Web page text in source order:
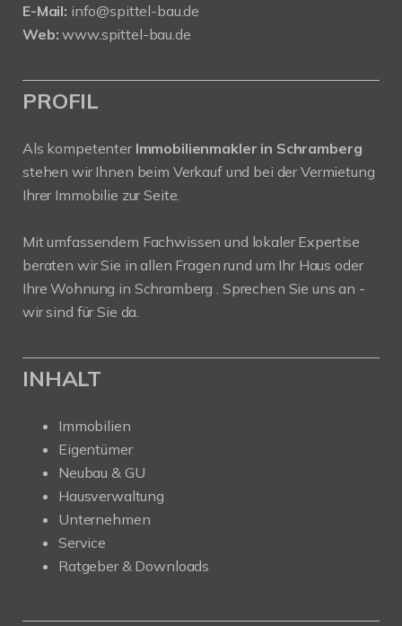
E-Mail: info@spittel-bau.de
Web: www.spittel-bau.de
PROFIL
Als kompetenter Immobilienmakler in Schramberg
stehen wir Ihnen beim Verkauf und bei der Vermietung
Ihrer Immobilie zur Seite.
Mit umfassendem Fachwissen und lokaler Expertise
beraten wir Sie in allen Fragen rund um Ihr Haus oder
Ihre Wohnung in Schramberg . Sprechen Sie uns an -
wir sind für Sie da.
INHALT
Immobilien
Eigentümer
Neubau & GU
Hausverwaltung
Unternehmen
Service
Ratgeber & Downloads